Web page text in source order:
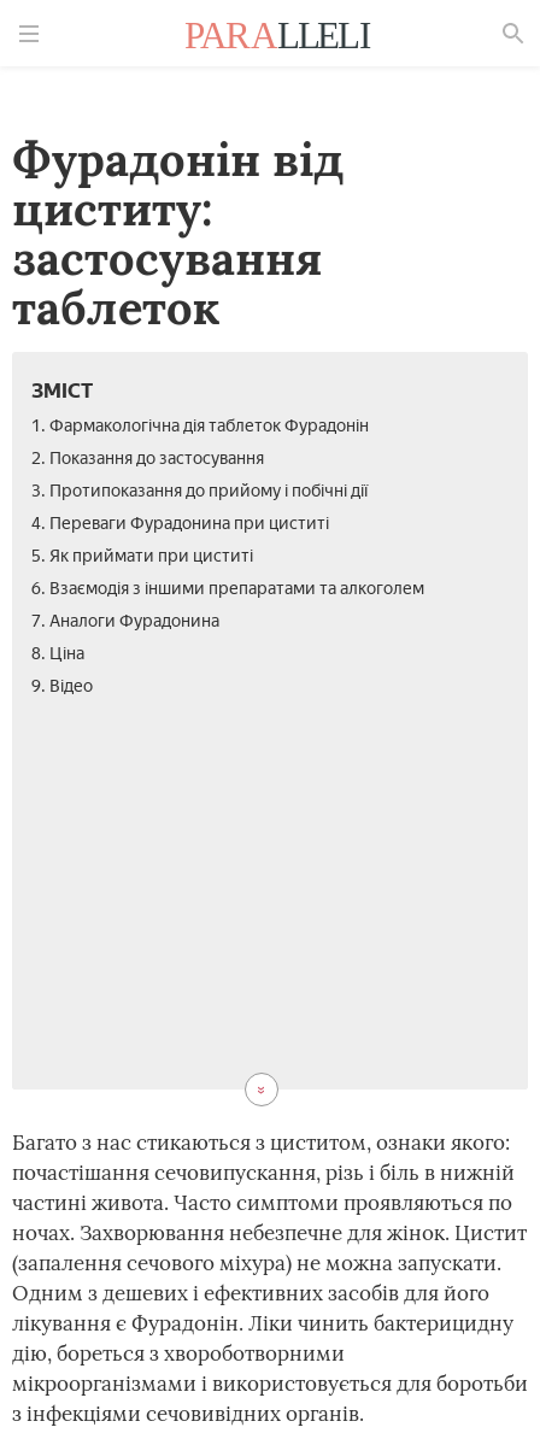
Фурадонін від
циститу:
застосування
таблеток
ЗМІСТ
1. Фармакологічна дія таблеток Фурадонін
2. Показання до застосування
3. Протипоказання до прийому і побічні дії
4. Переваги Фурадонина при циститі
5. Як приймати при циститі
6. Взаємодія з іншими препаратами та алкоголем
7. Аналоги Фурадонина
8. Ціна
9. Відео
Багато з нас стикаються з циститом, ознаки якого:
почастішання сечовипускання, різь і біль в нижній
частині живота. Часто симптоми проявляються по
ночах. Захворювання небезпечне для жінок. Цистит
(запалення сечового міхура) не можна запускати.
Одним з дешевих і ефективних засобів для його
лікування є Фурадонін. Ліки чинить бактерицидну
дію, бореться з хвороботворними
мікроорганізмами і використовується для боротьби
з інфекціями сечовивідних органів.